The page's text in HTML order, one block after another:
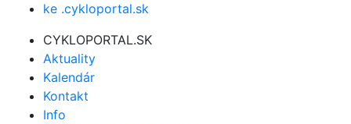
ke .cykloportal.sk
CYKLOPORTAL.SK
Aktuality
Kalendár
Kontakt
Info